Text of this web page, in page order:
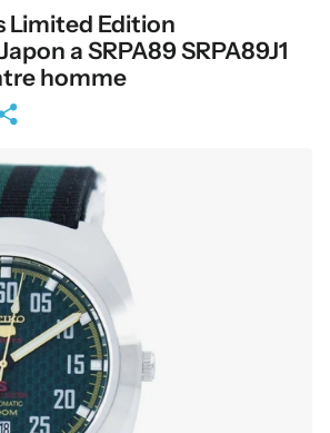
Limited Edition
a SRPA89 SRPA89J1
homme